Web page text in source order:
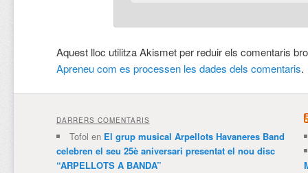
Aquest lloc utilitza Akismet per reduir els comentaris
Apreneu com es processen les dades dels comentaris.
DARRERS COMENTARIS
Tofol en El grup musical Arpellots Havaneres Band
celebren el seu 25è aniversari presentat el nou disc
“ARPELLOTS A BANDA”